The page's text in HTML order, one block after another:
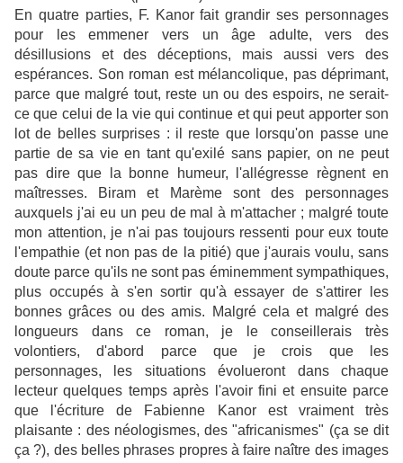
En quatre parties, F. Kanor fait grandir ses personnages
pour les emmener vers un âge adulte, vers des
désillusions et des déceptions, mais aussi vers des
espérances. Son roman est mélancolique, pas déprimant,
parce que malgré tout, reste un ou des espoirs, ne serait-
ce que celui de la vie qui continue et qui peut apporter son
lot de belles surprises : il reste que lorsqu'on passe une
partie de sa vie en tant qu'exilé sans papier, on ne peut
pas dire que la bonne humeur, l'allégresse règnent en
maîtresses. Biram et Marème sont des personnages
auxquels j'ai eu un peu de mal à m'attacher ; malgré toute
mon attention, je n'ai pas toujours ressenti pour eux toute
l'empathie (et non pas de la pitié) que j'aurais voulu, sans
doute parce qu'ils ne sont pas éminemment sympathiques,
plus occupés à s'en sortir qu'à essayer de s'attirer les
bonnes grâces ou des amis. Malgré cela et malgré des
longueurs dans ce roman, je le conseillerais très
volontiers, d'abord parce que je crois que les
personnages, les situations évolueront dans chaque
lecteur quelques temps après l'avoir fini et ensuite parce
que l'écriture de Fabienne Kanor est vraiment très
plaisante : des néologismes, des "africanismes" (ça se dit
ça ?), des belles phrases propres à faire naître des images